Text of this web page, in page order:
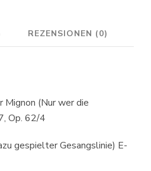
REZENSIONEN (0)
Mignon (Nur wer die
Op. 62/4
gespielter Gesangslinie) E-